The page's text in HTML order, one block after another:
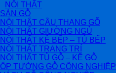
NỘI THẤT
SÀN GỖ
NỘI THẤT CẦU THANG GỖ
NỘI THẤT GIƯỜNG NGỦ
NỘI THẤT KỆ BẾP – TỦ BẾP
NỘI THẤT TRANG TRÍ
NỘI THẤT TỦ GỖ – KỆ GỖ
ỐP TƯỜNG GỖ CÔNG NGHIỆP